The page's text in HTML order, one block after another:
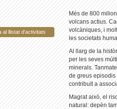
al llistat d'activitats
Més de 800
volcans actius.
volcàniques, i
les societats
Al llarg de la
per les seves
minerals.
de greus
contribuït a
Magrat això, el
natural: depèn